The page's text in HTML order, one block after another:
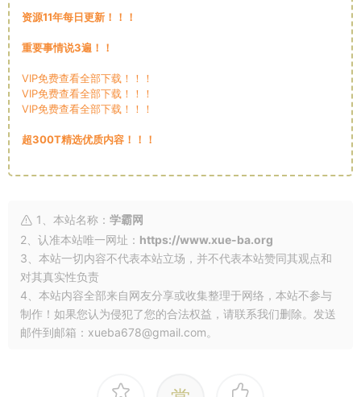
资源11年每日更新！！！
重要事情说3遍！！
VIP免费查看全部下载！！！
VIP免费查看全部下载！！！
VIP免费查看全部下载！！！
超300T精选优质内容！！！
1、本站名称： 学霸网
2、认准本站唯一网址： https://www.xue-ba.org
3、本站一切内容不代表本站立场，并不代表本站赞同其观点和
对其真实性负责
4、本站内容全部来自网友分享或收集整理于网络，本站不参与
制作！如果您认为侵犯了您的合法权益，请联系我们删除。发送
邮件到邮箱：xueba678@gmail.com。